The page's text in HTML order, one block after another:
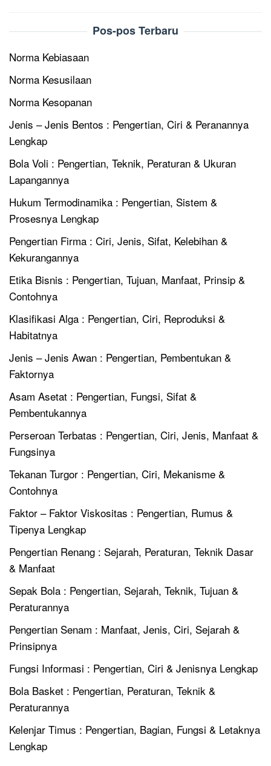
Pos-pos Terbaru
Norma Kebiasaan
Norma Kesusilaan
Norma Kesopanan
Jenis – Jenis Bentos : Pengertian, Ciri & Peranannya
Lengkap
Bola Voli : Pengertian, Teknik, Peraturan & Ukuran
Lapangannya
Hukum Termodinamika : Pengertian, Sistem &
Prosesnya Lengkap
Pengertian Firma : Ciri, Jenis, Sifat, Kelebihan &
Kekurangannya
Etika Bisnis : Pengertian, Tujuan, Manfaat, Prinsip &
Contohnya
Klasifikasi Alga : Pengertian, Ciri, Reproduksi &
Habitatnya
Jenis – Jenis Awan : Pengertian, Pembentukan &
Faktornya
Asam Asetat : Pengertian, Fungsi, Sifat &
Pembentukannya
Perseroan Terbatas : Pengertian, Ciri, Jenis, Manfaat &
Fungsinya
Tekanan Turgor : Pengertian, Ciri, Mekanisme &
Contohnya
Faktor – Faktor Viskositas : Pengertian, Rumus &
Tipenya Lengkap
Pengertian Renang : Sejarah, Peraturan, Teknik Dasar
& Manfaat
Sepak Bola : Pengertian, Sejarah, Teknik, Tujuan &
Peraturannya
Pengertian Senam : Manfaat, Jenis, Ciri, Sejarah &
Prinsipnya
Fungsi Informasi : Pengertian, Ciri & Jenisnya Lengkap
Bola Basket : Pengertian, Peraturan, Teknik &
Peraturannya
Kelenjar Timus : Pengertian, Bagian, Fungsi & Letaknya
Lengkap